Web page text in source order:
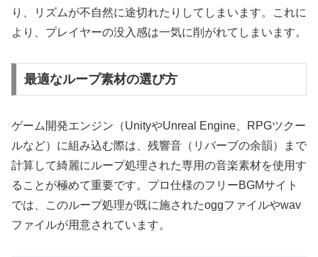
り、リズムが不自然に途切れたりしてしまいます。これに
より、プレイヤーの没入感は一気に削がれてしまいます。
最適なループ素材の選び方
ゲーム開発エンジン（UnityやUnreal Engine、RPGツクー
ルなど）に組み込む際は、残響音（リバーブの余韻）まで
計算して綺麗にループ処理された専用の音楽素材を使用す
ることが極めて重要です。プロ仕様のフリーBGMサイト
では、このループ処理が既に施されたoggファイルやwav
ファイルが用意されています。